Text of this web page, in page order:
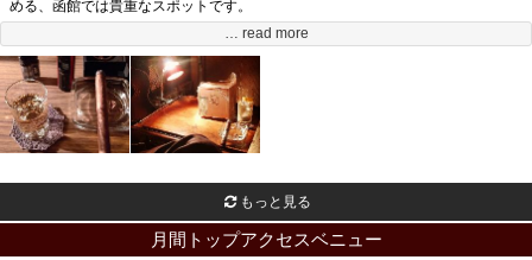
める、函館では貴重なスポットです。
来店されるお客さんも、基本Jazzを聞きにこられる方々なので静かです。
また、食事から飲み物まで揃っており、葉巻と共にくつろぐにはもってこいで
す。
… read more
もっと見る
月間トップアクセスベニュー